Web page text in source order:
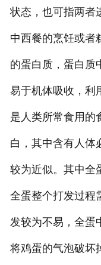
状态，也可指两者
中西餐的烹饪或者
的蛋白质，蛋白质
易于机体吸收，利
是人类所常食用的
白，其中含有人体
较为近似。其中全
全蛋整个打发过程
发较为不易，全蛋
将鸡蛋的气泡破坏